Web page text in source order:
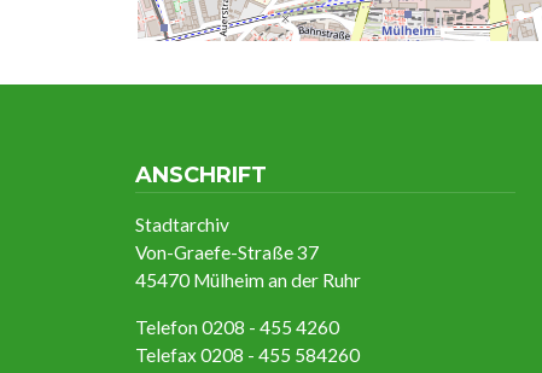
ANSCHRIFT
Stadtarchiv
Von-Graefe-Straße 37
45470 Mülheim an der Ruhr
Telefon 0208 - 455 4260
Telefax 0208 - 455 584260